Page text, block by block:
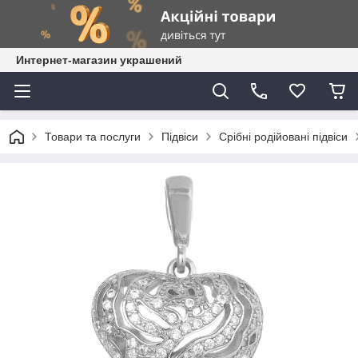
Интернет-магазин украшений
Товари та послуги Підвіси Срібні родійовані підвіси